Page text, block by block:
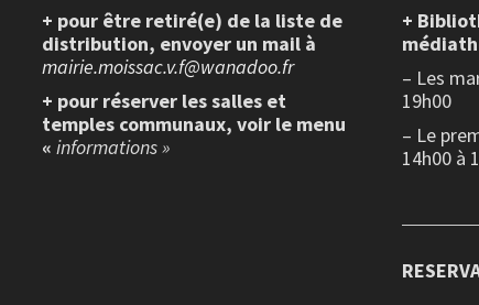
+ pour être retiré(e) de la liste de
distribution, envoyer un mail à
mairie.moissac.v.f@wanadoo.fr
+ pour réserver les salles et
temples communaux, voir le menu
«informations »
+
– Les
19h00
– Le
14h00 à